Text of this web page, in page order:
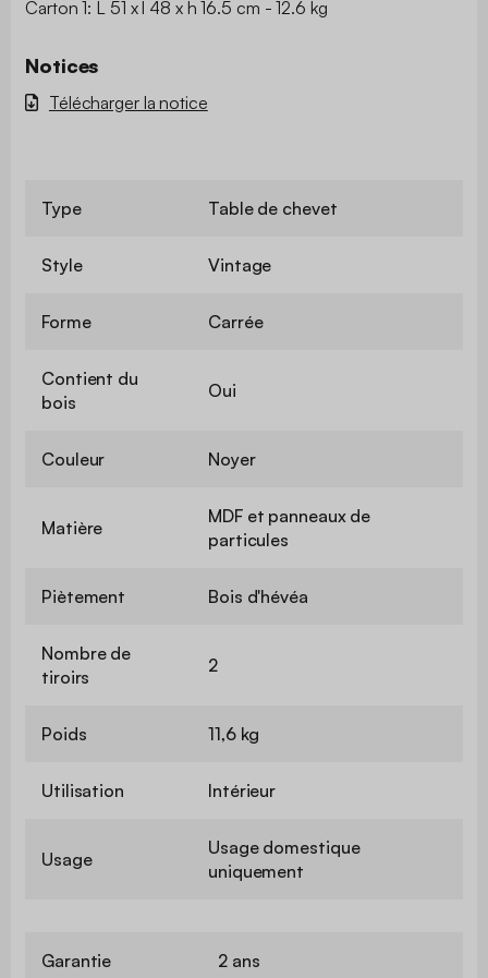
Carton 1: L 51 x l 48 x h 16.5 cm - 12.6 kg
Notices
Télécharger la notice
Type Table de chevet
Style Vintage
Forme Carrée
Contient du
bois
Oui
Couleur Noyer
Matière
MDF et panneaux de
particules
Piètement Bois d'hévéa
Nombre de
tiroirs
2
Poids 11,6 kg
Utilisation Intérieur
Usage
Usage domestique
uniquement
Garantie 2 ans